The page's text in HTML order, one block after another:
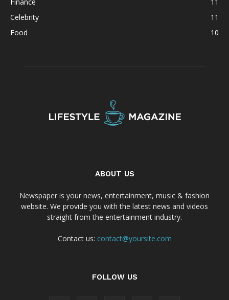
Celebrity
11
Food
10
ABOUT US
Newspaper is your news, entertainment, music & fashion
website. We provide you with the latest news and videos
straight from the entertainment industry.
Contact us: contact@yoursite.com
FOLLOW US